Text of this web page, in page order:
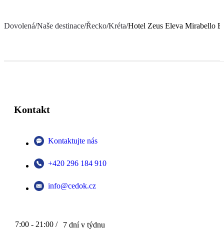
Dovolená/Naše destinace/Řecko/Kréta/Hotel Zeus Eleva Mirabello
Kontakt
Kontaktujte nás
+420 296 184 910
info@cedok.cz
7:00 - 21:00 / 7 dní v týdnu